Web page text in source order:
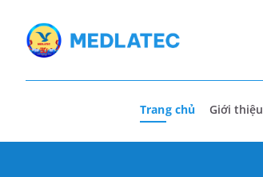
Trang chủ Giới thiệu